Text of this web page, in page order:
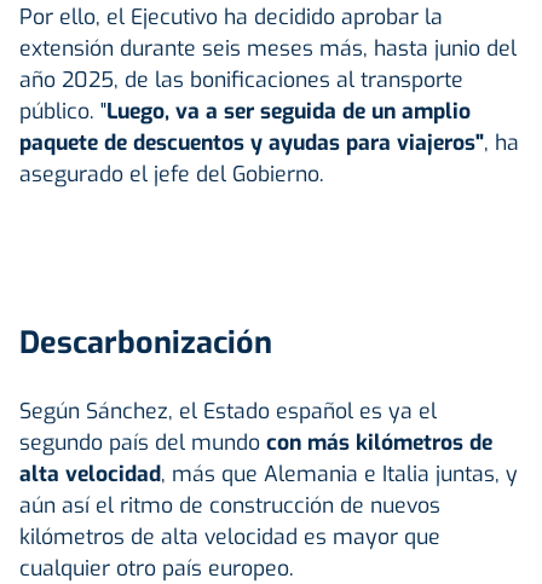
Por ello, el Ejecutivo ha decidido aprobar la
extensión durante seis meses más, hasta junio del
año 2025, de las bonificaciones al transporte
público. "Luego, va a ser seguida de un amplio
paquete de descuentos y ayudas para viajeros", ha
asegurado el jefe del Gobierno.
Descarbonización
Según Sánchez, el Estado español es ya el
segundo país del mundo con más kilómetros de
alta velocidad, más que Alemania e Italia juntas, y
aún así el ritmo de construcción de nuevos
kilómetros de alta velocidad es mayor que
cualquier otro país europeo.